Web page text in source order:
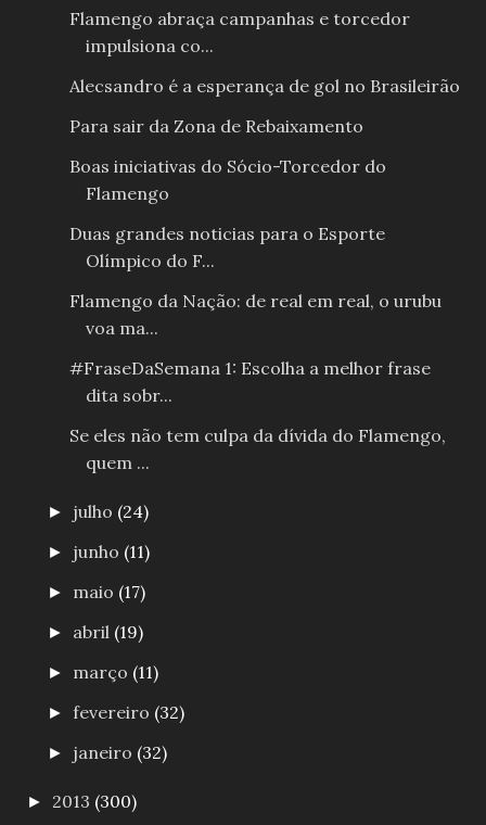
Flamengo abraça campanhas e torcedor
impulsiona co...
Alecsandro é a esperança de gol no Brasileirão
Para sair da Zona de Rebaixamento
Boas iniciativas do Sócio-Torcedor do
Flamengo
Duas grandes noticias para o Esporte
Olímpico do F...
Flamengo da Nação: de real em real, o urubu
voa ma...
#FraseDaSemana 1: Escolha a melhor frase
dita sobr...
Se eles não tem culpa da dívida do Flamengo,
quem ...
► julho (24)
► junho (11)
► maio (17)
► abril (19)
► março (11)
►fevereiro (32)
► janeiro (32)
► 2013 (300)